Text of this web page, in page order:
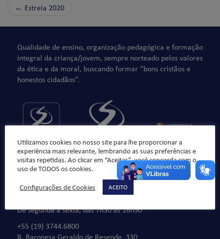
← Estreia 2020
Qualidade de ensino, organização pedagógica e formação
integral da criança/jovem, sempre norteado pelos valores
da ética e da moral, buscando formar “bons cristãos e
honestos cidadãos”.
Fale Conosco
De segunda à sexta, das 7h30 às 16h30
+55 (19) 3744.6800
R. Baronesa Geraldo de Resende, 330
Utilizamos cookies no nosso site para lhe proporcionar a
experiência mais relevante, lembrando as suas preferências e
visitas repetidas. Ao clicar em “Aceitar”, você concorda com o
uso de TODOS os cookies.
Configurações de Cookies
ACEITO